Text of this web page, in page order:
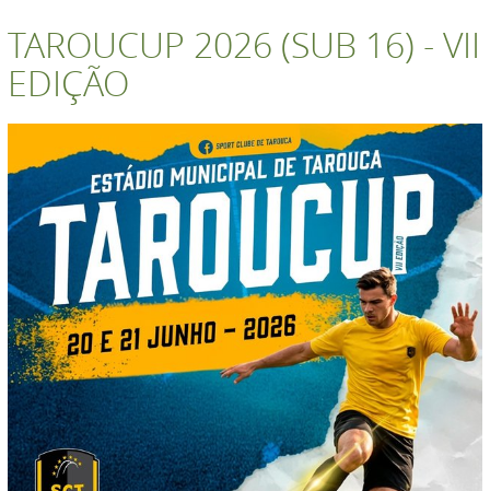
TAROUCUP 2026 (SUB 16) - VII
EDIÇÃO